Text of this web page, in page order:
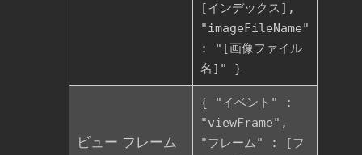
[インデックス],
"imageFileName"
: "[画像ファイル
名]" }
ビュー フレーム
{ "イベント" :
"viewFrame",
"フレーム" : [フ